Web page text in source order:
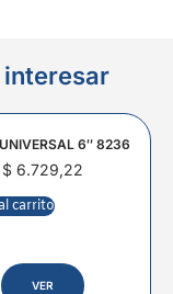
6″ 8236
$6.729,22
carrito
VER